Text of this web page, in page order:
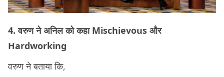
4. वरुण ने अनिल को कहा Mischievous और
Hardworking
वरुण ने बताया कि,